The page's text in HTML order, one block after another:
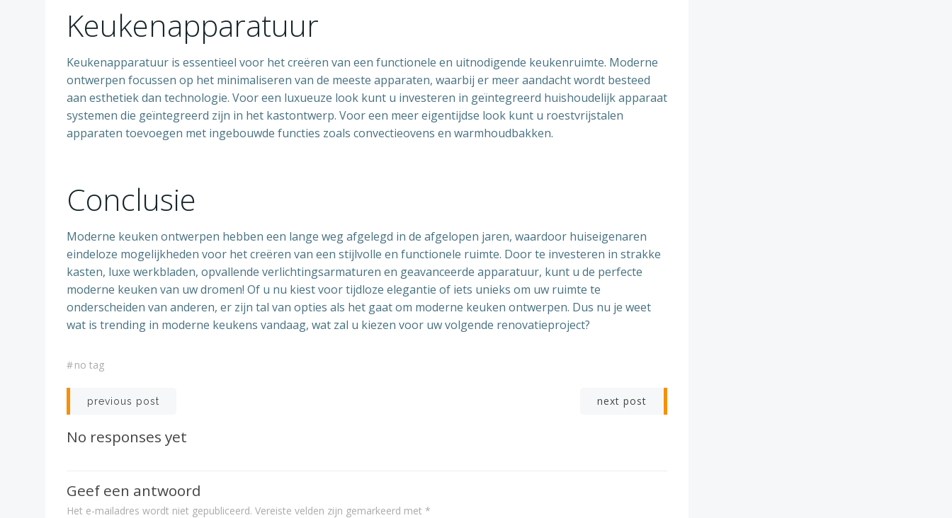
Keukenapparatuur
Keukenapparatuur is essentieel voor het creëren van een functionele en uitnodigende keukenruimte. Moderne
ontwerpen focussen op het minimaliseren van de meeste apparaten, waarbij er meer aandacht wordt besteed
aan esthetiek dan technologie. Voor een luxueuze look kunt u investeren in geïntegreerd huishoudelijk apparaat
systemen die geïntegreerd zijn in het kastontwerp. Voor een meer eigentijdse look kunt u roestvrijstalen
apparaten toevoegen met ingebouwde functies zoals convectieovens en warmhoudbakken.
Conclusie
Moderne keuken ontwerpen hebben een lange weg afgelegd in de afgelopen jaren, waardoor huiseigenaren
eindeloze mogelijkheden voor het creëren van een stijlvolle en functionele ruimte. Door te investeren in strakke
kasten, luxe werkbladen, opvallende verlichtingsarmaturen en geavanceerde apparatuur, kunt u de perfecte
moderne keuken van uw dromen! Of u nu kiest voor tijdloze elegantie of iets unieks om uw ruimte te
onderscheiden van anderen, er zijn tal van opties als het gaat om moderne keuken ontwerpen. Dus nu je weet
wat is trending in moderne keukens vandaag, wat zal u kiezen voor uw volgende renovatieproject?
#no tag
Berichtnavigatie
previous post next post
No responses yet
Geef een antwoord
Het e-mailadres wordt niet gepubliceerd. Vereiste velden zijn gemarkeerd met *